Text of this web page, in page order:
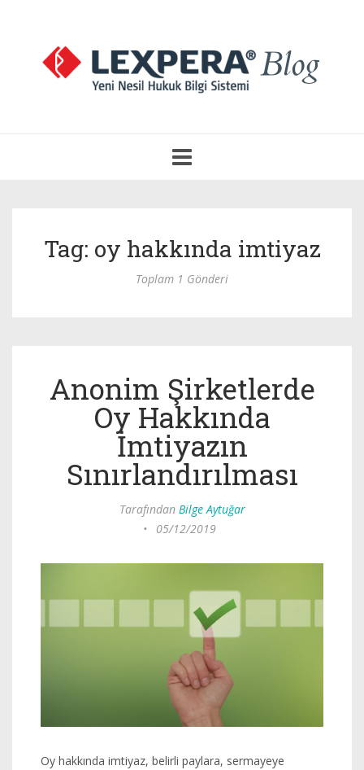
Aç
Tag: oy hakkında imtiyaz
Toplam 1 Gönderi
Anonim Şirketlerde
Oy Hakkında
İmtiyazın
Sınırlandırılması
Tarafından Bilge Aytuğar
•
05/12/2019
Oy hakkında imtiyaz, belirli paylara, sermayeye